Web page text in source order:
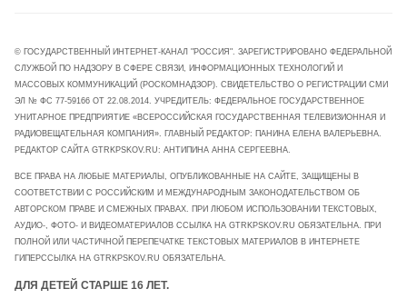
© ГОСУДАРСТВЕННЫЙ ИНТЕРНЕТ-КАНАЛ "РОССИЯ". ЗАРЕГИСТРИРОВАНО ФЕДЕРАЛЬНОЙ
СЛУЖБОЙ ПО НАДЗОРУ В СФЕРЕ СВЯЗИ, ИНФОРМАЦИОННЫХ ТЕХНОЛОГИЙ И
МАССОВЫХ КОММУНИКАЦИЙ (РОСКОМНАДЗОР). СВИДЕТЕЛЬСТВО О РЕГИСТРАЦИИ СМИ
ЭЛ № ФС 77-59166 ОТ 22.08.2014. УЧРЕДИТЕЛЬ: ФЕДЕРАЛЬНОЕ ГОСУДАРСТВЕННОЕ
УНИТАРНОЕ ПРЕДПРИЯТИЕ «ВСЕРОССИЙСКАЯ ГОСУДАРСТВЕННАЯ ТЕЛЕВИЗИОННАЯ И
РАДИОВЕЩАТЕЛЬНАЯ КОМПАНИЯ». ГЛАВНЫЙ РЕДАКТОР: ПАНИНА ЕЛЕНА ВАЛЕРЬЕВНА.
РЕДАКТОР САЙТА GTRKPSKOV.RU: АНТИПИНА АННА СЕРГЕЕВНА.
ВСЕ ПРАВА НА ЛЮБЫЕ МАТЕРИАЛЫ, ОПУБЛИКОВАННЫЕ НА САЙТЕ, ЗАЩИЩЕНЫ В
СООТВЕТСТВИИ С РОССИЙСКИМ И МЕЖДУНАРОДНЫМ ЗАКОНОДАТЕЛЬСТВОМ ОБ
АВТОРСКОМ ПРАВЕ И СМЕЖНЫХ ПРАВАХ. ПРИ ЛЮБОМ ИСПОЛЬЗОВАНИИ ТЕКСТОВЫХ,
АУДИО-, ФОТО- И ВИДЕОМАТЕРИАЛОВ ССЫЛКА НА GTRKPSKOV.RU ОБЯЗАТЕЛЬНА. ПРИ
ПОЛНОЙ ИЛИ ЧАСТИЧНОЙ ПЕРЕПЕЧАТКЕ ТЕКСТОВЫХ МАТЕРИАЛОВ В ИНТЕРНЕТЕ
ГИПЕРССЫЛКА НА GTRKPSKOV.RU ОБЯЗАТЕЛЬНА.
ДЛЯ ДЕТЕЙ СТАРШЕ 16 ЛЕТ.